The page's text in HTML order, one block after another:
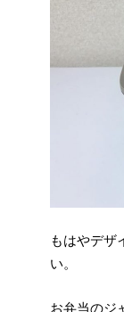
もはやデザ
い。
お弁当のジ